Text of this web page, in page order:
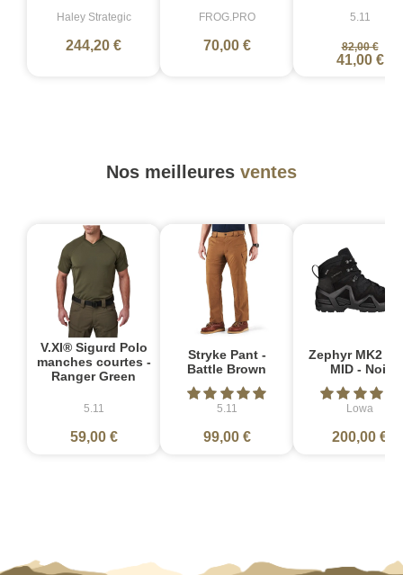
Haley Strategic
244,20 €
FROG.PRO
70,00 €
5.11
82,00 €
41,00 €
Nos meilleures ventes
V.XI® Sigurd Polo
manches courtes -
Ranger Green
5.11
59,00 €
Stryke Pant -
Battle Brown
5.11
99,00 €
Zephyr MK2
MID - Noir
Lowa
200,00 €